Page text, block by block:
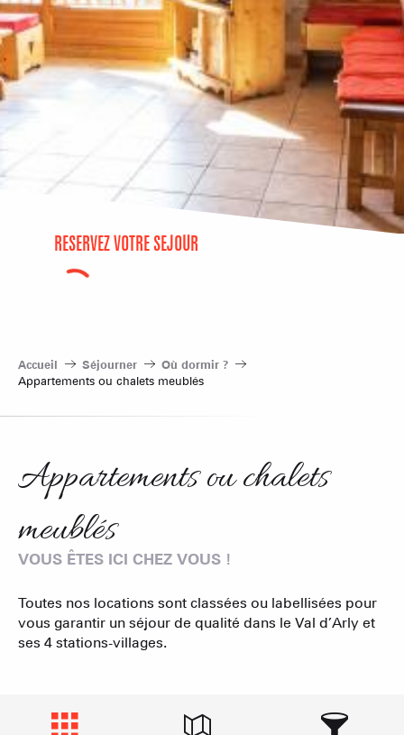
RÉSERVEZ VOTRE SÉJOUR
Accueil Séjourner
Où dormir ?
Appartements ou chalets meublés
Appartements ou chalets
meublés
VOUS ÊTES ICI CHEZ VOUS !
Toutes nos locations sont classées ou labellisées pour
vous garantir un séjour de qualité dans le Val d’Arly et
ses 4 stations-villages.